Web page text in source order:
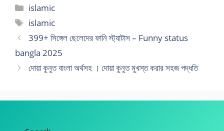
Categories
islamic
Tags
islamic
399+ সিঙ্গেল ছেলেদের ফানি স্ট্যাটাস – Funny status
bangla 2025
দোয়া কুনুত বাংলা অর্থসহ । দোয়া কুনুত মুখস্ত করার সহজ পদ্ধতি